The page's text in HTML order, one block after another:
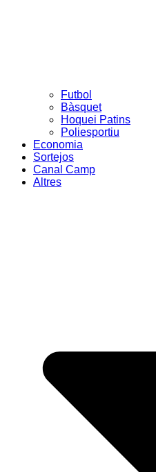
Futbol
Bàsquet
Hoquei Patins
Poliesportiu
Economia
Sortejos
Canal Camp
Altres